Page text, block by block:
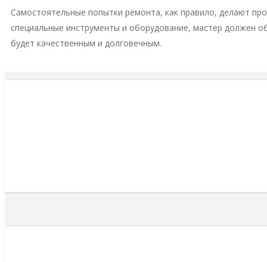
Самостоятельные попытки ремонта, как правило, делают
специальные инструменты и оборудование, мастер должен
будет качественным и долговечным.